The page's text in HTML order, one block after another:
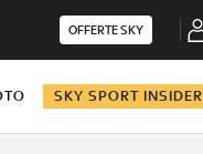
OFFERTE SKY
SKY SPORT INSIDER